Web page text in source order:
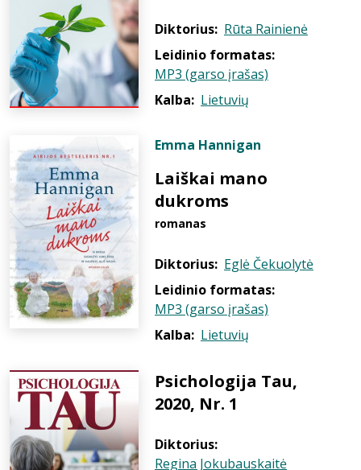
Diktorius: Rūta Rainienė
Leidinio formatas:
MP3 (garso įrašas)
Kalba: Lietuvių
Emma Hannigan
Laiškai mano
dukroms
romanas
Diktorius: Eglė Čekuolytė
Leidinio formatas:
MP3 (garso įrašas)
Kalba: Lietuvių
Psichologija Tau,
2020, Nr. 1
Diktorius:
Regina Jokubauskaitė